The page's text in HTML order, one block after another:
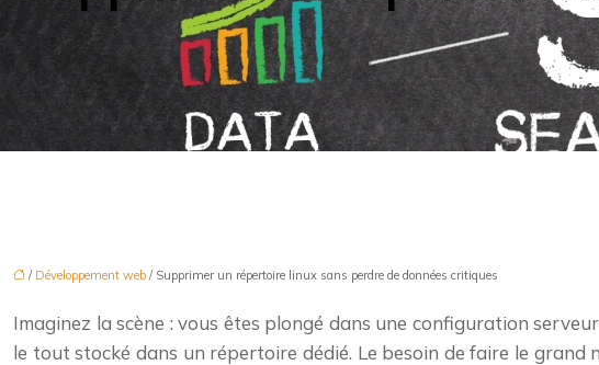
/ Développement web / Supprimer un répertoire linux sans perdre de données critiques
Imaginez la scène : vous êtes plongé dans une configuration
le tout stocké dans un répertoire dédié. Le besoin de faire le grand